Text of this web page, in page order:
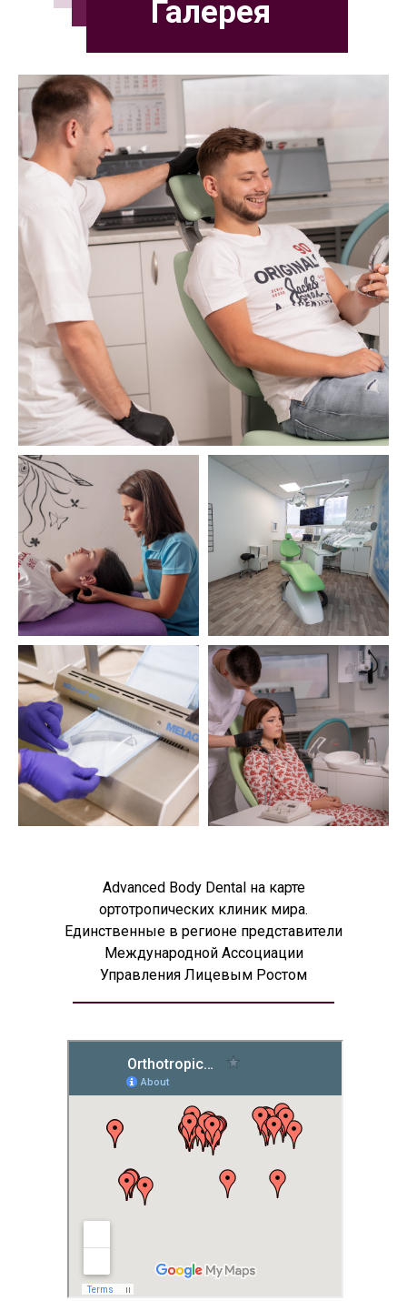
Галерея
Advanced Body Dental на карте
ортотропических клиник мира.
Единственные в регионе представители
Международной Ассоциации
Управления Лицевым Ростом